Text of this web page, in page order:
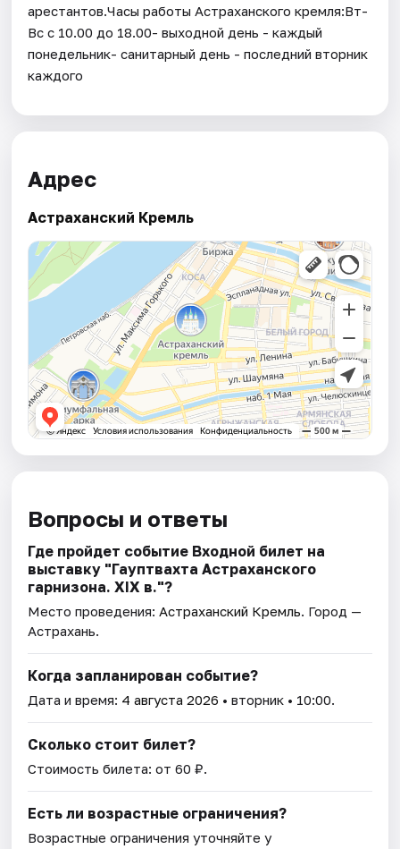
арестантов.Часы работы Астраханского кремля:Вт-
Вс с 10.00 до 18.00- выходной день - каждый
понедельник- санитарный день - последний вторник
каждого
Адрес
Астраханский Кремль
Вопросы и ответы
Где пройдет событие Входной билет на
выставку "Гауптвахта Астраханского
гарнизона. XIX в."?
Место проведения:Астраханский Кремль. Город —
Астрахань.
Когда запланирован событие?
Дата и время: 4 августа 2026 • вторник • 10:00.
Сколько стоит билет?
Стоимость билета: от 60 ₽.
Есть ли возрастные ограничения?
Возрастные ограничения уточняйте у